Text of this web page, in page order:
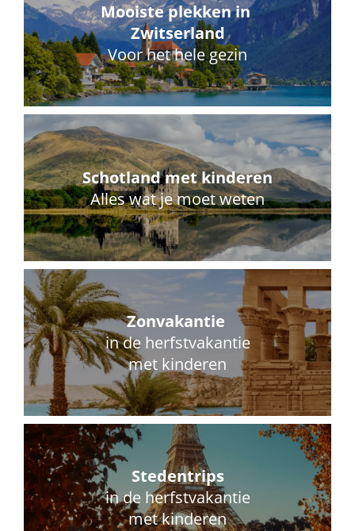
Mooiste plekken in
Zwitserland
Voor het hele gezin
Schotland met kinderen
Alles wat je moet weten
Zonvakantie
in de herfstvakantie
met kinderen
Stedentrips
in de herfstvakantie
met kinderen